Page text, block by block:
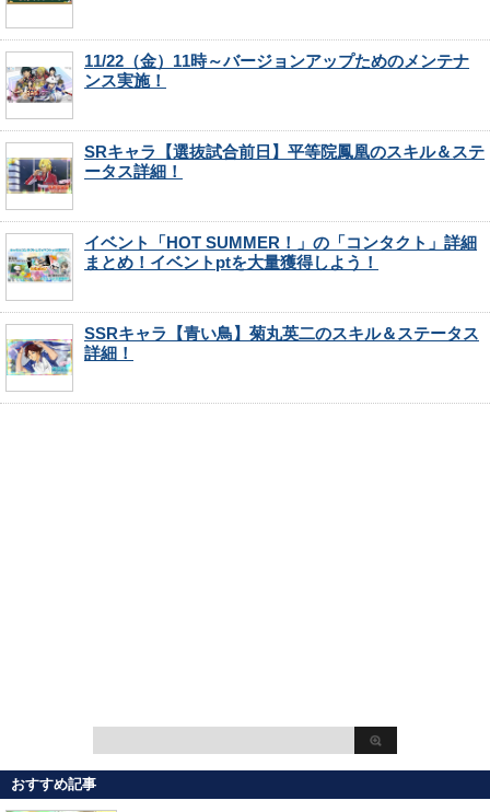
11/22（金）11時～バージョンアップためのメンテナ
ンス実施！
SRキャラ【選抜試合前日】平等院鳳凰のスキル＆ステ
ータス詳細！
イベント「HOT SUMMER！」の「コンタクト」詳細
まとめ！イベントptを大量獲得しよう！
SSRキャラ【青い鳥】菊丸英二のスキル＆ステータス
詳細！
おすすめ記事